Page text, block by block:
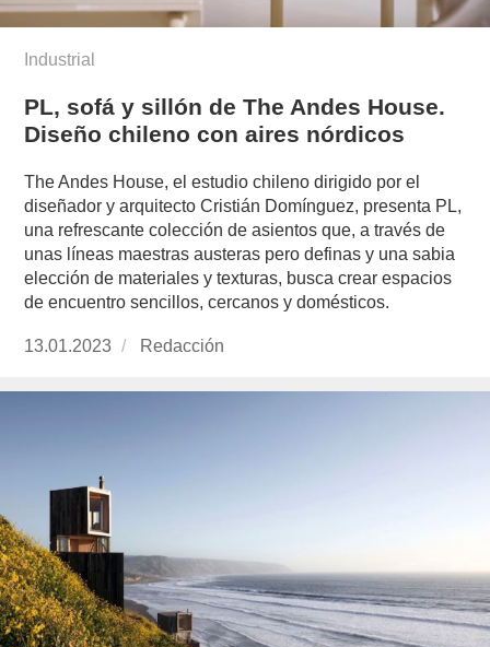
Industrial
PL, sofá y sillón de The Andes House.
Diseño chileno con aires nórdicos
The Andes House, el estudio chileno dirigido por el
diseñador y arquitecto Cristián Domínguez, presenta PL,
una refrescante colección de asientos que, a través de
unas líneas maestras austeras pero definas y una sabia
elección de materiales y texturas, busca crear espacios
de encuentro sencillos, cercanos y domésticos.
Publicado
13.01.2023 https://www.experimenta.es/author/redaccion/
Redacción